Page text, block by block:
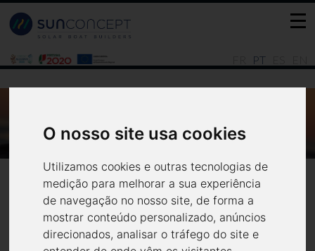
PT
O nosso site usa cookies
Utilizamos cookies e outras tecnologias de
medição para melhorar a sua experiência
de navegação no nosso site, de forma a
mostrar conteúdo personalizado, anúncios
direcionados, analisar o tráfego do site e
CONCEPT CAT 12.0 LOUNGE ESTÁ NA SUA
FASE FINAL DE PRODUÇÃO.
Notícias Todas